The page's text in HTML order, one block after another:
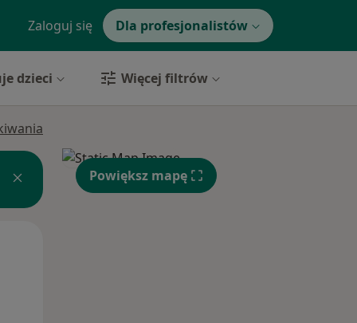
Zaloguj się Dla profesjonalistów
dzieci Więcej filtrów
Powiększ mapę